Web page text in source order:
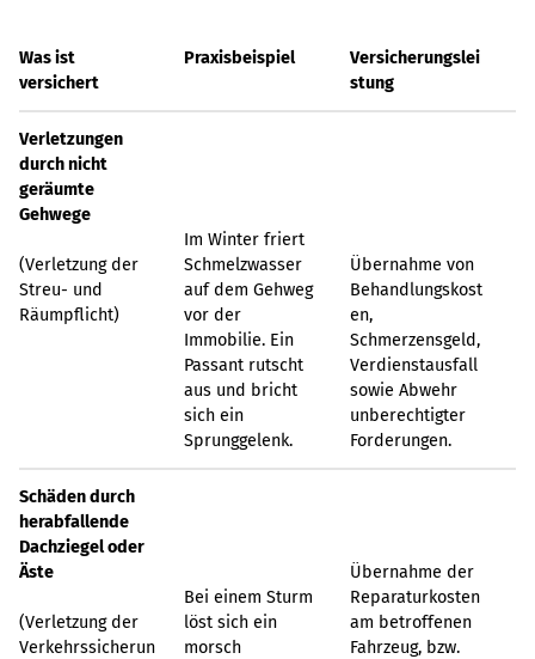
Was ist
versichert
Praxisbeispiel
Versicherungslei
stung
Verletzungen
durch nicht
geräumte
Gehwege
(Verletzung der
Streu- und
Räumpflicht)
Im Winter friert
Schmelzwasser
auf dem Gehweg
vor der
Immobilie. Ein
Passant rutscht
aus und bricht
sich ein
Sprunggelenk.
Übernahme von
Behandlungskost
en,
Schmerzensgeld,
Verdienstausfall
sowie Abwehr
unberechtigter
Forderungen.
Schäden durch
herabfallende
Dachziegel oder
Äste
(Verletzung der
Verkehrssicherun
Bei einem Sturm
löst sich ein
morsch
Übernahme der
Reparaturkosten
am betroffenen
Fahrzeug, bzw.